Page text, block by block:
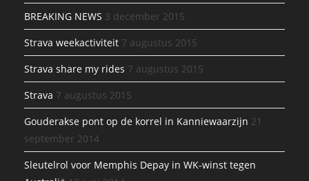
BREAKING NEWS 3 december 2015
Strava weekactiviteit 7 augustus 2015
Strava share my rides 7 augustus 2015
Strava 7 augustus 2015
Gouderakse pont op de korrel in Kanniewaarzijn 21
september 2014
Sleutelrol voor Memphis Depay in WK-winst tegen